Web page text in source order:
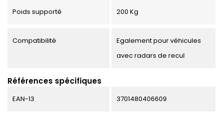
Poids supporté 200 Kg
Compatibilité
Egalement pour véhicules
avec radars de recul
Références spécifiques
EAN-13 3701480406609